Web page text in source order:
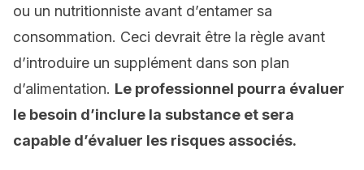
ou un nutritionniste avant d’entamer sa
consommation. Ceci devrait être la règle avant
d’introduire un supplément dans son plan
d’alimentation. Le professionnel pourra évaluer
le besoin d’inclure la substance et sera
capable d’évaluer les risques associés.